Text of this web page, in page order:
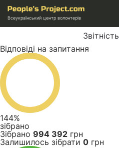
Всеукраїнський центр волонтерів
Звітність
Відповіді на запитання
144%
зібрано
Зібрано 994 392 грн
Залишилось зібрати 0 грн